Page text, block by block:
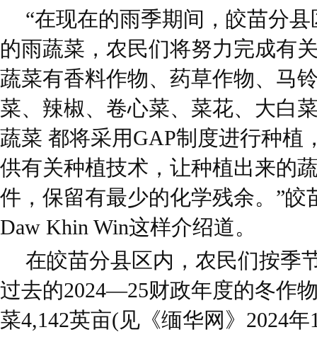
“在现在的雨季期间，皎苗分
的雨蔬菜，农民们将努力完成有
蔬菜有香料作物、药草作物、马
菜、辣椒、卷心菜、菜花、大白
蔬菜 都将采用GAP制度进行种植
供有关种植技术，让种植出来的
件，保留有最少的化学残余。”皎
Daw Khin Win这样介绍道。
在皎苗分县区内，农民们按季
过去的2024—25财政年度的冬作
菜4,142英亩(见《缅华网》2024